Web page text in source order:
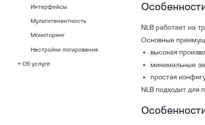
Scheduling
Подсистема Cluster &
Интерфейсы
Мультитенантность
Мониторинг
Настройки логирования
Об услуге
NLB работает на
Основные
высокая
минимальные
простая
NLB подходит для